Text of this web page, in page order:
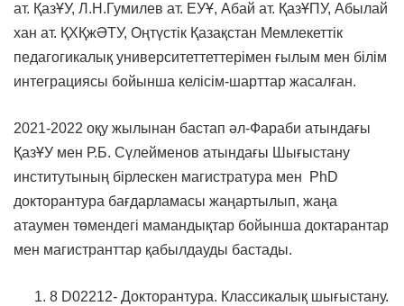
ат. ҚазҰУ, Л.Н.Гумилев ат. ЕУҰ, Абай ат. ҚазҰПУ, Абылай
хан ат. ҚХҚжӘТУ, Оңтүстік Қазақстан Мемлекеттік
педагогикалық университеттеттерімен ғылым мен білім
интеграциясы бойынша келісім-шарттар жасалған.
2021-2022 оқу жылынан бастап әл-Фараби атындағы
ҚазҰУ мен Р.Б. Сүлейменов атындағы Шығыстану
институтының бірлескен магистратура мен PhD
докторантура бағдарламасы жаңартылып, жаңа
атаумен төмендегі мамандықтар бойынша доктарантар
мен магистранттар қабылдауды бастады.
8 D02212- Докторантура. Классикалық шығыстану.